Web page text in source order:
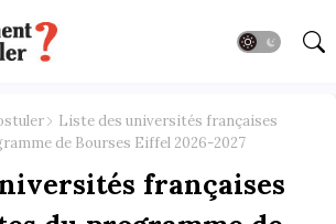
Liste des universités françaises
de Bourses Eiffel 2026-2027
françaises